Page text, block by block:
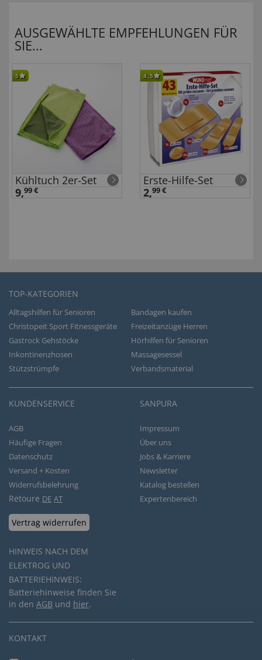
AUSGEWÄHLTE EMPFEHLUNGEN FÜR
SIE...
5
Kühltuch 2er-Set
9,99 €
4,5
Erste-Hilfe-Set
2,99 €
TOP-KATEGORIEN
Alltagshilfen für Senioren
Bandagen kaufen
Christopeit Sport Fitnessgeräte
Freizeitanzüge Herren
Gastrock Gehstöcke
Hörhilfen für Senioren
Inkontinenzhosen
Massagesessel
Stützstrümpfe
Verbandsmaterial
KUNDENSERVICE
AGB
Häufige Fragen
Datenschutz
Versand + Kosten
Widerrufsbelehrung
Retoure DE AT
Vertrag widerrufen
HINWEIS NACH DEM
ELEKTROG UND
BATTERIEHINWEIS:
Batteriehinweise finden Sie
in den AGB und hier.
SANPURA
Impressum
Über uns
Jobs & Karriere
Newsletter
Katalog bestellen
Expertenbereich
KONTAKT